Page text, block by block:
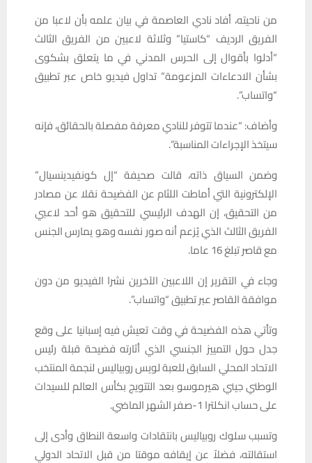
من ناحيته، أفاد نادي العاصمة في بيان علمه بأن لاعبا من
الفريق الرديف “كاستيا” وثلاثة لاعبين من الفريق الثالث
“أدلوا بأقوال إلى الحرس المدني في ما يتعلق بشكوى
بشأن الادعاءات المزعومة” تداول فيديو خاص عبر تطبيق
“واتساب”.
وأضاف: “عندما تتوفر للنادي معرفة مفصلة بالحقائق، فإنه
سيتخذ الإجراءات المناسبة”.
وضمن السياق ذاته، قالت صحيفة “إل كونفيدينسيال”
الإلكترونية التي أماطت اللثام عن الفضيحة نقلا عن مصادر
من التحقيق، إن الهدف الرئيسي للتحقيق هو أحد لاعبي
الفريق الثالث الذي يُزعم أنه صور نفسه وهو يمارس الجنس
مع قاصر تبلغ 16 عاما.
وجاء في التقرير إن اللاعبين الآخرين نشرا الفيديو من دون
موافقة القاصر عبر تطبيق “واتساب”.
وتأتي هذه الفضيحة في وقت تعيش فيه إسبانيا على وقع
جدل حول التمييز الجنسي الذي أثارته فضيحة قبلة رئيس
الاتحاد المحلي السابق للعبة لويس روبياليس لنجمة المنتخب
الوطني جيني هيرموسو بعد التتويج بكأس العالم للسيدات
على حساب انكلترا 1-صفر الشهر الماضي.
وتسبب سلوك روبياليس بانتقادات واسعة النطاق وأدى إلى
استقالته، فضلاً عن إيقافه موقتا من قبل الاتحاد الدولي